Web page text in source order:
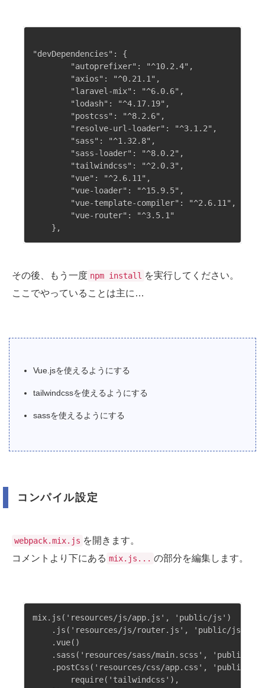
"devDependencies": {
        "autoprefixer": "^10.2.4",
        "axios": "^0.21.1",
        "laravel-mix": "^6.0.6",
        "lodash": "^4.17.19",
        "postcss": "^8.2.6",
        "resolve-url-loader": "^3.1.2",
        "sass": "^1.32.8",
        "sass-loader": "^8.0.2",
        "tailwindcss": "^2.0.3",
        "vue": "^2.6.11",
        "vue-loader": "^15.9.5",
        "vue-template-compiler": "^2.6.11",
        "vue-router": "^3.5.1"
その後、もう一度 npm install を実行してください。
ここでやっていることは主に…
Vue.jsを使えるようにする
tailwindcssを使えるようにする
sassを使えるようにする
コンパイル設定
webpack.mix.js を開きます。
コメントより下にある mix.js... の部分を編集します。
mix.js('resources/js/app.js', 'public/js')
    .js('resources/js/router.js', 'public/js')
    .vue()
.sass('resources/sass/main.scss', 'public/
.postCss('resources/css/app.css', 'public/
        require('tailwindcss'),